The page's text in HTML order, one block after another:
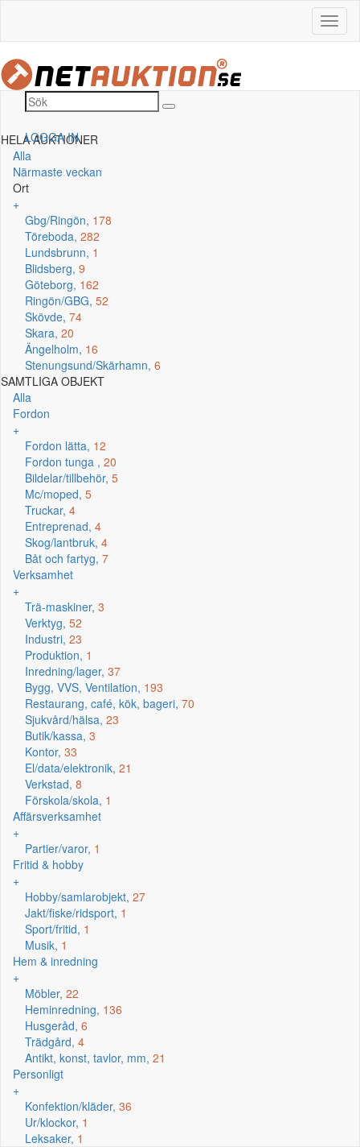
LOGGA IN
HELA AUKTIONER
Alla
Närmaste veckan
Ort
+
Gbg/Ringön, 178
Töreboda, 282
Lundsbrunn, 1
Blidsberg, 9
Göteborg, 162
Ringön/GBG, 52
Skövde, 74
Skara, 20
Ängelholm, 16
Stenungsund/Skärhamn, 6
SAMTLIGA OBJEKT
Alla
Fordon
+
Fordon lätta, 12
Fordon tunga , 20
Bildelar/tillbehör, 5
Mc/moped, 5
Truckar, 4
Entreprenad, 4
Skog/lantbruk, 4
Båt och fartyg, 7
Verksamhet
+
Trä-maskiner, 3
Verktyg, 52
Industri, 23
Produktion, 1
Inredning/lager, 37
Bygg, VVS, Ventilation, 193
Restaurang, café, kök, bageri, 70
Sjukvård/hälsa, 23
Butik/kassa, 3
Kontor, 33
El/data/elektronik, 21
Verkstad, 8
Förskola/skola, 1
Affärsverksamhet
+
Partier/varor, 1
Fritid & hobby
+
Hobby/samlarobjekt, 27
Jakt/fiske/ridsport, 1
Sport/fritid, 1
Musik, 1
Hem & inredning
+
Möbler, 22
Heminredning, 136
Husgeråd, 6
Trädgård, 4
Antikt, konst, tavlor, mm, 21
Personligt
+
Konfektion/kläder, 36
Ur/klockor, 1
Leksaker, 1